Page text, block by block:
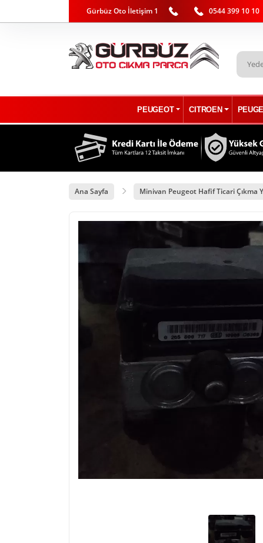
Gürbüz Oto İletişim 1 0544 399 10 10
PEUGEOT CITROEN
Ana Sayfa Minivan Peugeot Hafif Ticari Çıkma